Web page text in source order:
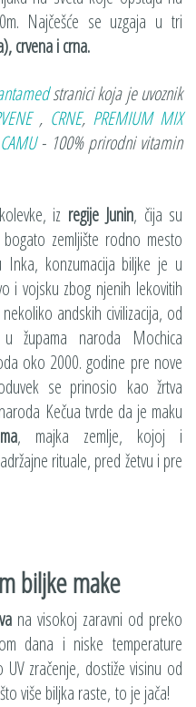
Najčešće se uzgaja u tri
crvena i crna.
stranici koja je uvoznik
, CRNE, PREMIUM MIX
- 100% prirodni vitamin
iz regije Junin, čija su
zemljište rodno mesto
Inka, konzumacija biljke je u
i vojsku zbog njenih lekovitih
andskih civilizacija, od
župama naroda Mochica
oko 2000. godine pre nove
se prinosio kao žrtva
Kečua tvrde da je maku
, majka zemlje, kojoj i
rituale, pred žetvu i pre
biljke make
na visokoj zaravni od preko
dana i niske temperature
zračenje, dostiže visinu od
više biljka raste, to je jača!